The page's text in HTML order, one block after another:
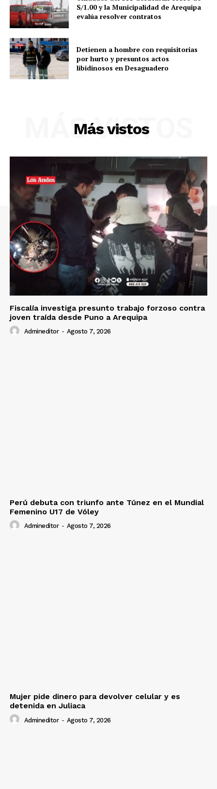
SUSCRIBETE
Diario los Andes
Nosotros
Contacto
Prensa
S/1.00 y la Municipalidad de Arequipa
evalúa resolver contratos
Detienen a hombre con requisitorias
por hurto y presuntos actos
libidinosos en Desaguadero
Más vistos
MÁS VISTOS
Fiscalía investiga presunto trabajo forzoso contra
joven traída desde Puno a Arequipa
Admineditor - Agosto 7, 2026
Perú debuta con triunfo ante Túnez en el Mundial
Femenino U17 de Vóley
Admineditor - Agosto 7, 2026
Mujer pide dinero para devolver celular y es
detenida en Juliaca
Admineditor - Agosto 7, 2026